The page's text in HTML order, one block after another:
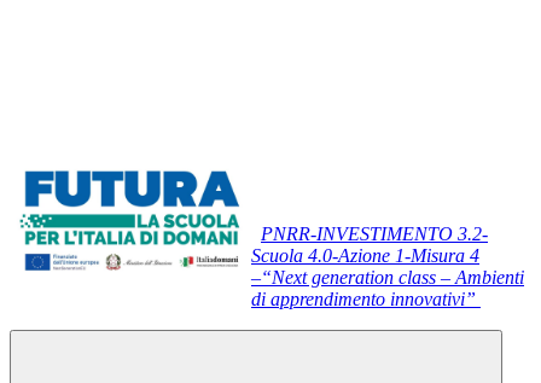
PNRR-INVESTIMENTO 3.2-
Scuola 4.0-Azione 1-Misura 4
–“Next generation class – Ambienti
di apprendimento innovativi”